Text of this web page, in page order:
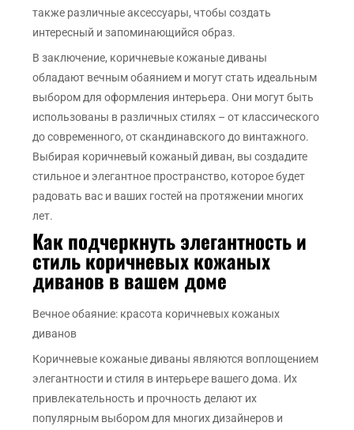
также различные аксессуары, чтобы создать
интересный и запоминающийся образ.
В заключение, коричневые кожаные диваны
обладают вечным обаянием и могут стать идеальным
выбором для оформления интерьера. Они могут быть
использованы в различных стилях – от классического
до современного, от скандинавского до винтажного.
Выбирая коричневый кожаный диван, вы создадите
стильное и элегантное пространство, которое будет
радовать вас и ваших гостей на протяжении многих
лет.
Как подчеркнуть элегантность и
стиль коричневых кожаных
диванов в вашем доме
Вечное обаяние: красота коричневых кожаных
диванов
Коричневые кожаные диваны являются воплощением
элегантности и стиля в интерьере вашего дома. Их
привлекательность и прочность делают их
популярным выбором для многих дизайнеров и